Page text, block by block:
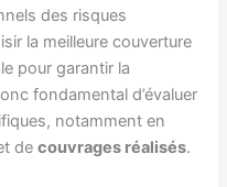
des risques
la meilleure couverture
pour garantir la
fondamental d’évaluer
notamment en
decouvrages réalisés.